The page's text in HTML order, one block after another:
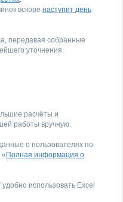
вскоре наступит день
передавая собранные
уточнения
расчёты и
работы вручную.
о пользователях по
« Полная информация о
использовать Excel